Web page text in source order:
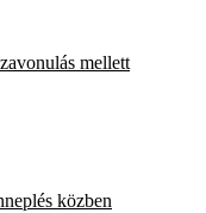
mellett
közben